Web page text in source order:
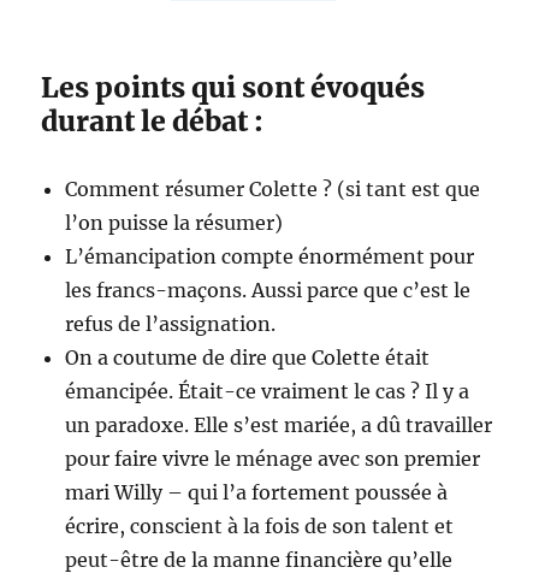
Les points qui sont évoqués
durant le débat :
Comment résumer Colette ? (si tant est que
l’on puisse la résumer)
L’émancipation compte énormément pour
les francs-maçons. Aussi parce que c’est le
refus de l’assignation.
On a coutume de dire que Colette était
émancipée. Était-ce vraiment le cas ? Il y a
un paradoxe. Elle s’est mariée, a dû travailler
pour faire vivre le ménage avec son premier
mari Willy – qui l’a fortement poussée à
écrire, conscient à la fois de son talent et
peut-être de la manne financière qu’elle